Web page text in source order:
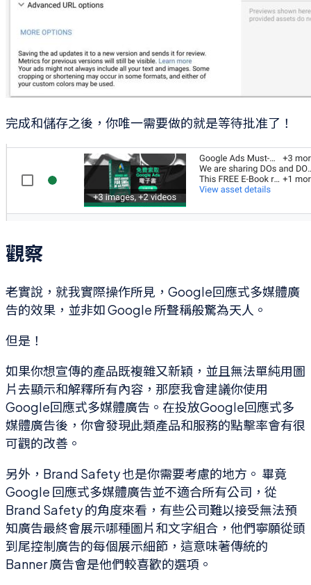
完成和儲存之後，你唯一需要做的就是等待批准了！
觀察
老實說，就我實際操作所見，Google回應式多媒體廣
告的效果，並非如 Google 所聲稱般驚為天人。
但是！
如果你想宣傳的產品既複雜又新穎，並且無法單純用圖
片去顯示和解釋所有內容，那麼我會建議你使用
Google回應式多媒體廣告。在投放Google回應式多
媒體廣告後，你會發現此類產品和服務的點擊率會有很
可觀的改善。
另外，Brand Safety 也是你需要考慮的地方。 畢竟
Google 回應式多媒體廣告並不適合所有公司，從
Brand Safety 的角度來看，有些公司難以接受無法預
知廣告最終會展示哪種圖片和文字組合，他們寧願從頭
到尾控制廣告的每個展示細節，這意味著傳統的
Banner 廣告會是他們較喜歡的選項。